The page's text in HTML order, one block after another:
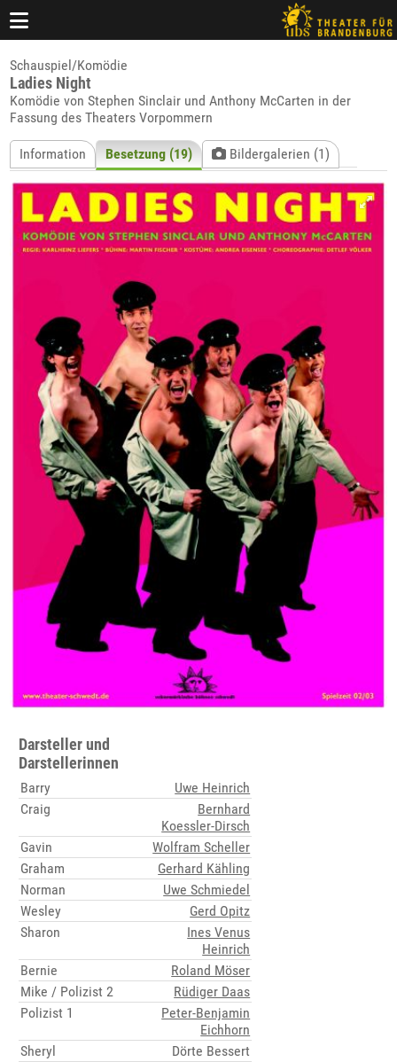
Schauspiel/Komödie
Ladies Night
Komödie von Stephen Sinclair und Anthony McCarten in der
Fassung des Theaters Vorpommern
Information Besetzung (19) Bildergalerien (1)
Darsteller und
Darstellerinnen
Barry
Uwe Heinrich
Craig
Bernhard
Koessler-Dirsch
Gavin
Wolfram Scheller
Graham
Gerhard Kähling
Norman
Uwe Schmiedel
Wesley
Gerd Opitz
Sharon
Ines Venus
Heinrich
Bernie
Roland Möser
Mike / Polizist 2
Rüdiger Daas
Polizist 1
Peter-Benjamin
Eichhorn
Sheryl
Dörte Bessert